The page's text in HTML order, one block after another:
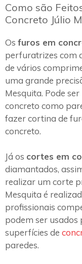
Como são
Concreto Júlio
Os furos em
perfuratrizes com
de vários
uma grande
Mesquita. Pode
concreto como
fazer cortina de
concreto.
Já os cortes em
diamantados,
realizar um corte
Mesquita é
profissionais
podem ser
superfícies de
paredes.